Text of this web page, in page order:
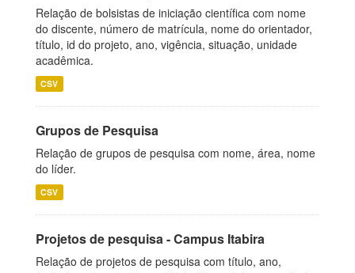
Relação de bolsistas de iniciação científica com nome
do discente, número de matrícula, nome do orientador,
título, id do projeto, ano, vigência, situação, unidade
acadêmica.
CSV
Grupos de Pesquisa
Relação de grupos de pesquisa com nome, área, nome
do líder.
CSV
Projetos de pesquisa - Campus Itabira
Relação de projetos de pesquisa com título, ano,